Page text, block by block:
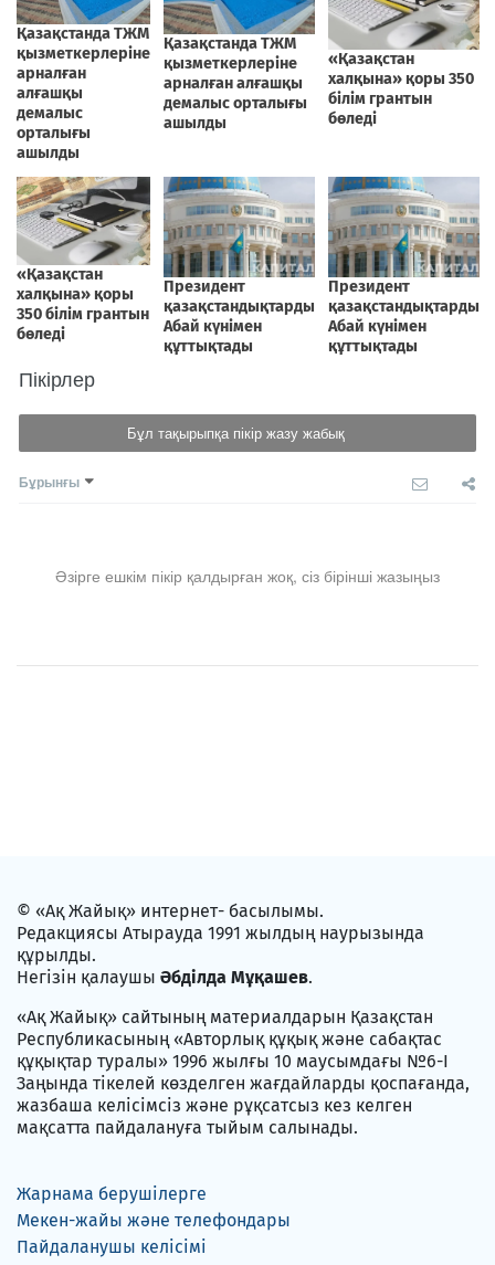
Пікірлер
Бұл тақырыпқа пікір жазу жабық
Бұрынғы
Әзірге ешкім пікір қалдырған жоқ, сіз бірінші жазыңыз
© «Ақ Жайық» интернет- басылымы.
Редакциясы Атырауда 1991 жылдың наурызында
құрылды.
Негізін қалаушы Әбділда Мұқашев.
«Ақ Жайық» сайтының материалдарын Қазақстан
Республикасының «Авторлық құқық және сабақтас
құқықтар туралы» 1996 жылғы 10 маусымдағы №6-I
Заңында тікелей көзделген жағдайларды қоспағанда,
жазбаша келісімсіз және рұқсатсыз кез келген
мақсатта пайдалануға тыйым салынады.
Жарнама берушілерге
Мекен-жайы және телефондары
Пайдаланушы келісімі